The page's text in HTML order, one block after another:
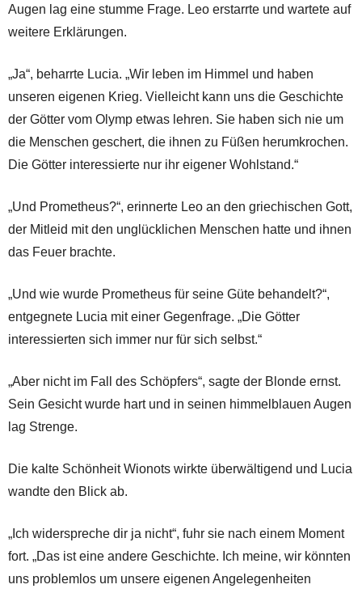
Augen lag eine stumme Frage. Leo erstarrte und wartete auf
weitere Erklärungen.
„Ja“, beharrte Lucia. „Wir leben im Himmel und haben
unseren eigenen Krieg. Vielleicht kann uns die Geschichte
der Götter vom Olymp etwas lehren. Sie haben sich nie um
die Menschen geschert, die ihnen zu Füßen herumkrochen.
Die Götter interessierte nur ihr eigener Wohlstand.“
„Und Prometheus?“, erinnerte Leo an den griechischen Gott,
der Mitleid mit den unglücklichen Menschen hatte und ihnen
das Feuer brachte.
„Und wie wurde Prometheus für seine Güte behandelt?“,
entgegnete Lucia mit einer Gegenfrage. „Die Götter
interessierten sich immer nur für sich selbst.“
„Aber nicht im Fall des Schöpfers“, sagte der Blonde ernst.
Sein Gesicht wurde hart und in seinen himmelblauen Augen
lag Strenge.
Die kalte Schönheit Wionots wirkte überwältigend und Lucia
wandte den Blick ab.
„Ich widerspreche dir ja nicht“, fuhr sie nach einem Moment
fort. „Das ist eine andere Geschichte. Ich meine, wir könnten
uns problemlos um unsere eigenen Angelegenheiten